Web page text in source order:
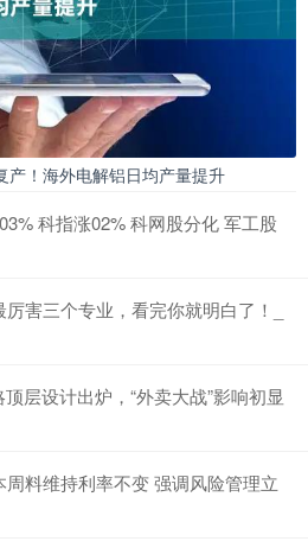
产！海外电解铝日均产量提升
科指涨02% 科网股分化 军工股
害三个专业，看完你就明白了！_
层设计出炉，“外卖大战”影响初显
料维持利率不变 强调风险管理立